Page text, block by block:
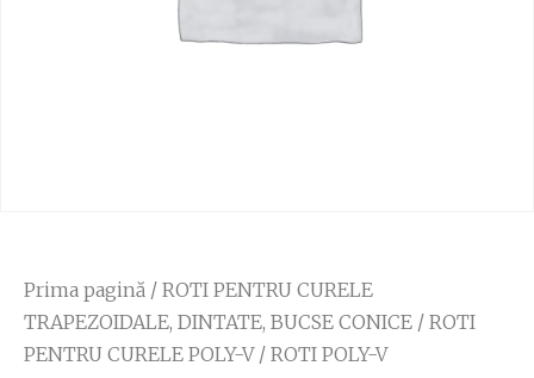
Prima pagină / ROTI PENTRU CURELE
TRAPEZOIDALE, DINTATE, BUCSE CONICE / ROTI
PENTRU CURELE POLY-V/ ROTI POLY-V